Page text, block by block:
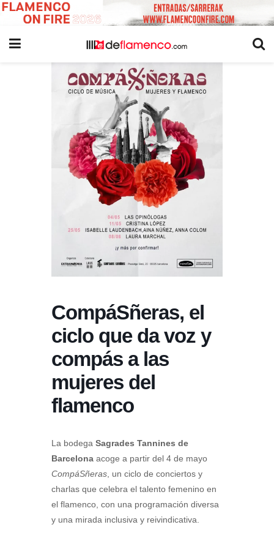
CompáSñeras, el
ciclo que da voz y
compás a las
mujeres del
flamenco
La bodega Sagrades Tannines de
Barcelona acoge a partir del 4 de mayo
CompáSñeras , un ciclo de conciertos y
charlas que celebra el talento femenino en
el flamenco, con una programación diversa
y una mirada inclusiva y reivindicativa.